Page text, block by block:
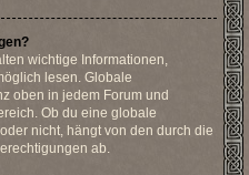
wichtige Informationen,
lesen. Globale
oben in jedem Forum und
Ob du eine globale
nicht, hängt von den durch die
ab.